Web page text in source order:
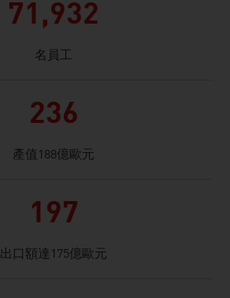
71,932
名員工
236
產值188億歐元
197
出口額達175億歐元